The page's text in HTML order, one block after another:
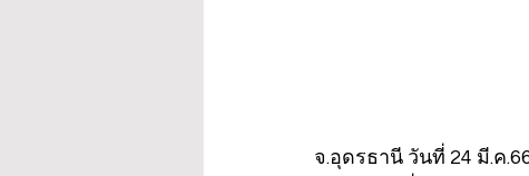
จ.อุดรธานี วันที่ 24 มี.ค